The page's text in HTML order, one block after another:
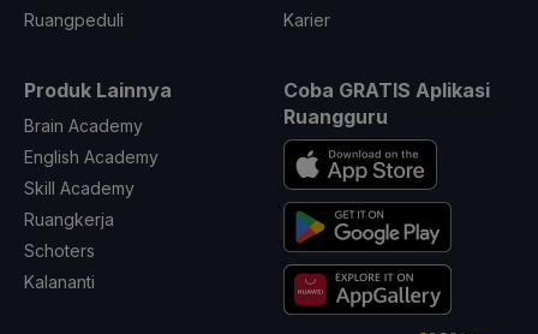
Ruangpeduli
Karier
Produk Lainnya
Brain Academy
English Academy
Skill Academy
Ruangkerja
Schoters
Kalananti
Coba GRATIS Aplikasi
Ruangguru